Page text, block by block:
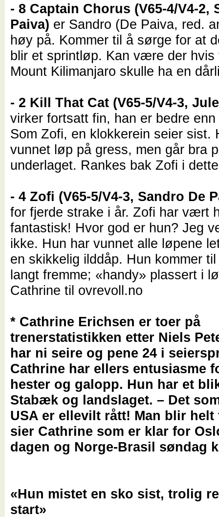
- 8 Captain Chorus (V65-4/V4-2,
Paiva) er Sandro (De Paiva, red.
høy på. Kommer til å sørge for at
blir et sprintløp. Kan være der hvis
Mount Kilimanjaro skulle ha en
- 2 Kill That Cat (V65-5/V4-3,
virker fortsatt fin, han er bedre
Som Zofi, en klokkerein seier sist.
vunnet løp på gress, men går bra
underlaget. Rankes bak Zofi i
- 4 Zofi (V65-5/V4-3, Sandro De
for fjerde strake i år. Zofi har vært
fantastisk! Hvor god er hun? Jeg
ikke. Hun har vunnet alle løpene
en skikkelig ilddåp. Hun kommer
langt fremme; «handy» plassert i
Cathrine til ovrevoll.no
* Cathrine Erichsen er toer på
trenerstatistikken etter Niels
har ni seire og pene 24 i
Cathrine har ellers entusiasme
hester og galopp. Hun har et
Stabæk og landslaget. – Det
USA er ellevilt rått! Man blir
sier Cathrine som er klar for
dagen og Norge-Brasil søndag
«Hun mistet en sko sist, trolig
start»